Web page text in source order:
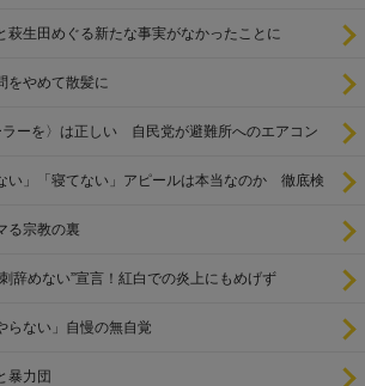
萩生田めぐる新たな事実がなかったことに
をやめて散髪に
ラーを〉は正しい 自民党が避難所へのエアコン
い」「寝てない」アピールは本当なのか 徹底検
る宗教の裏
辞めない”宣言！紅白での炎上にもめげず
らない」自慢の無自覚
暴力団